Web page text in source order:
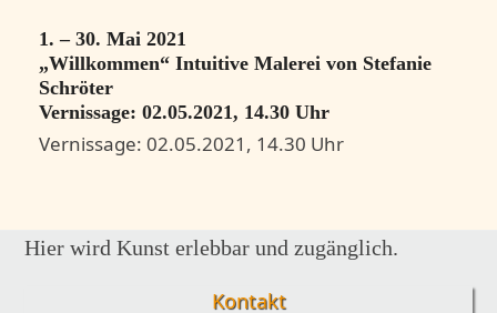
1. – 30. Mai 2021
„Willkommen“ Intuitive Malerei von Stefanie
Schröter
Vernissage: 02.05.2021, 14.30 Uhr
Vernissage: 02.05.2021, 14.30 Uhr
Hier wird Kunst erlebbar und zugänglich.
Kontakt